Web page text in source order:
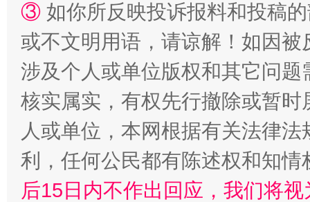
网上购药对药下症？
③ 如你所反映投诉报料和投稿
或不文明用语，请谅解！如因
涉及个人或单位版权和其它问题
核实属实，有权先行撤除或暂
人或单位，本网根据有关法律
利，任何公民都有陈述权和知情
后15日内不作出回应，我们将